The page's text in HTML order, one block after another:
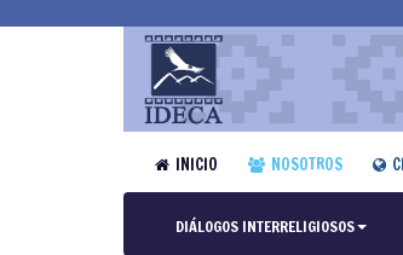
INICIO NOSOTROS
DIÁLOGOS INTERRELIGIOSOS